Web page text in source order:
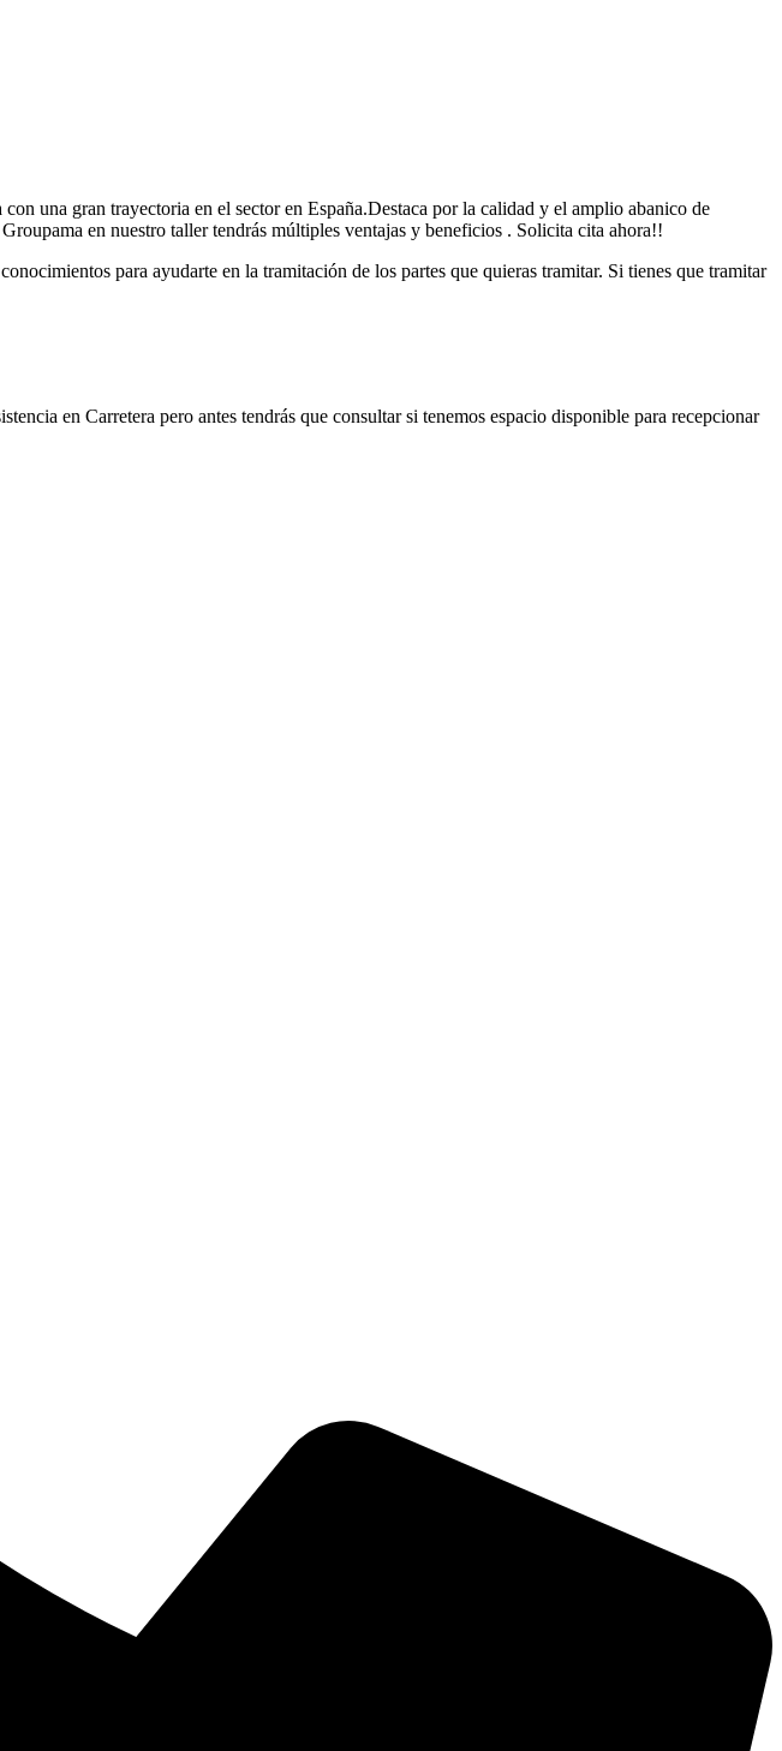
una gran trayectoria en el sector en España.Destaca por la calidad y el amplio abanico de
en nuestro taller tendrás múltiples ventajas y beneficios . Solicita cita ahora!!
para ayudarte en la tramitación de los partes que quieras tramitar. Si tienes que tramitar
en Carretera pero antes tendrás que consultar si tenemos espacio disponible para recepcionar